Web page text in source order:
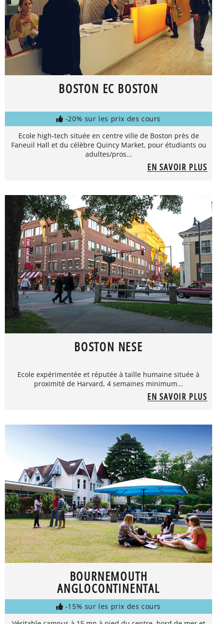
BOSTON EC BOSTON
-20% sur les prix des cours
Ecole high-tech située en centre ville de Boston près de
Faneuil Hall et du célèbre Quincy Market, pour étudiants ou
adultes/pros...
EN SAVOIR PLUS
BOSTON NESE
Ecole expérimentée et réputée à taille humaine située à
proximité de Harvard, 4 semaines minimum...
EN SAVOIR PLUS
BOURNEMOUTH
ANGLOCONTINENTAL
-15% sur les prix des cours